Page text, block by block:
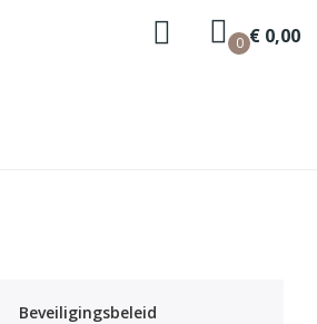
0 € 0,00
Beveiligingsbeleid